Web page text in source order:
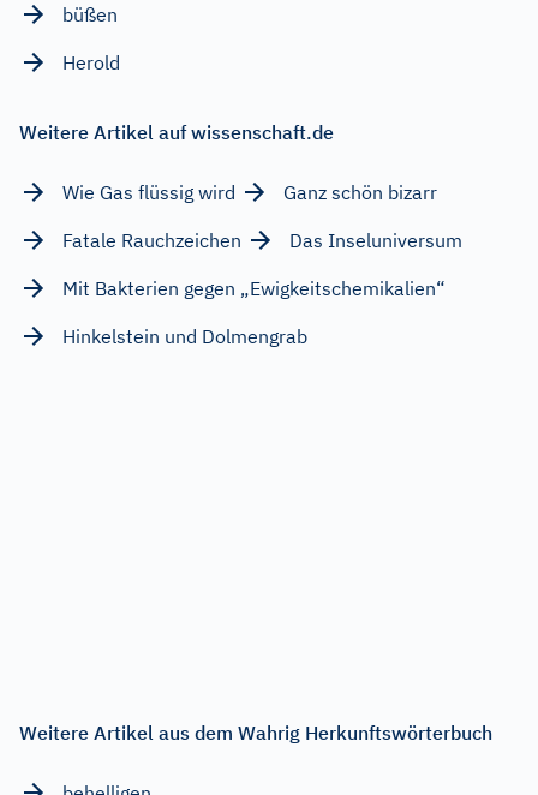
büßen
Herold
Weitere Artikel auf wissenschaft.de
Wie Gas flüssig wird
Ganz schön bizarr
Fatale Rauchzeichen
Das Inseluniversum
Mit Bakterien gegen „Ewigkeitschemikalien“
Hinkelstein und Dolmengrab
Weitere Artikel aus dem Wahrig Herkunftswörterbuch